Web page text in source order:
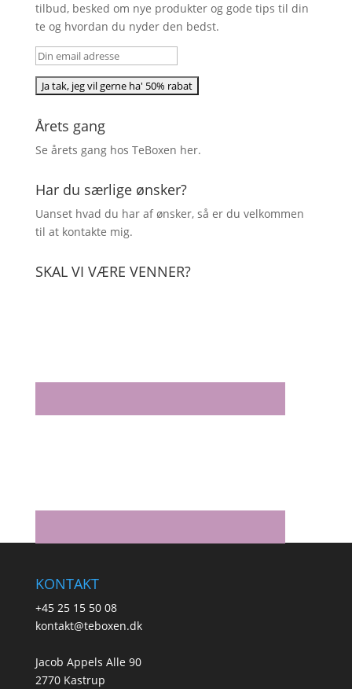
tilbud, besked om nye produkter og gode tips til din
te og hvordan du nyder den bedst.
Årets gang
Se årets gang hos TeBoxen her.
Har du særlige ønsker?
Uanset hvad du har af ønsker, så er du velkommen
til at kontakte mig.
SKAL VI VÆRE VENNER?
KONTAKT
+45 25 15 50 08
kontakt@teboxen.dk
Jacob Appels Alle 90
2770 Kastrup